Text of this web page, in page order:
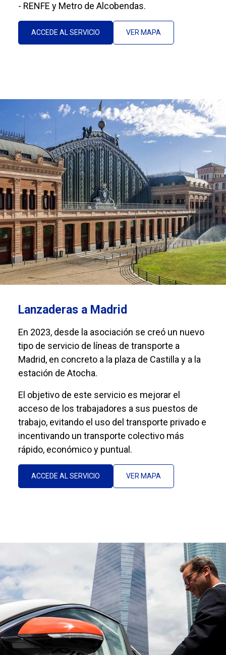
- RENFE y Metro de Alcobendas.
ACCEDE AL SERVICIO VER MAPA
Lanzaderas a Madrid
En 2023, desde la asociación se creó un nuevo
tipo de servicio de líneas de transporte a
Madrid, en concreto a la plaza de Castilla y a la
estación de Atocha.
El objetivo de este servicio es mejorar el
acceso de los trabajadores a sus puestos de
trabajo, evitando el uso del transporte privado e
incentivando un transporte colectivo más
rápido, económico y puntual.
ACCEDE AL SERVICIO VER MAPA